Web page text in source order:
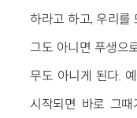
하라고 하고, 우리를
그도 아니면 푸생으
무도 아니게 된다.
시작되면 바로 그때